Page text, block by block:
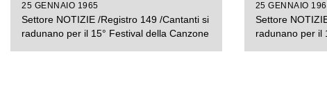
25 GENNAIO 1965
Settore NOTIZIE /Registro 149 /Cantanti si
radunano per il 15° Festival della Canzone
25 GENNAIO
Settore
radunano per il